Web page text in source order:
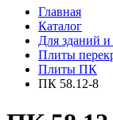
Главная
Каталог
Для зданий
Плиты
Плиты ПК
ПК 58.12-8